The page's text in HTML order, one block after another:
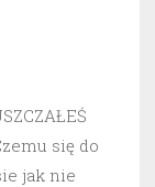
się do
jak nie